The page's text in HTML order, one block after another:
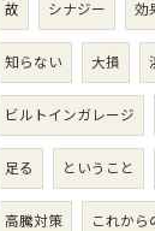
故 シナジー 効
知らない 大損
ビルトインガレージ
足る ということ
高騰対策 これから